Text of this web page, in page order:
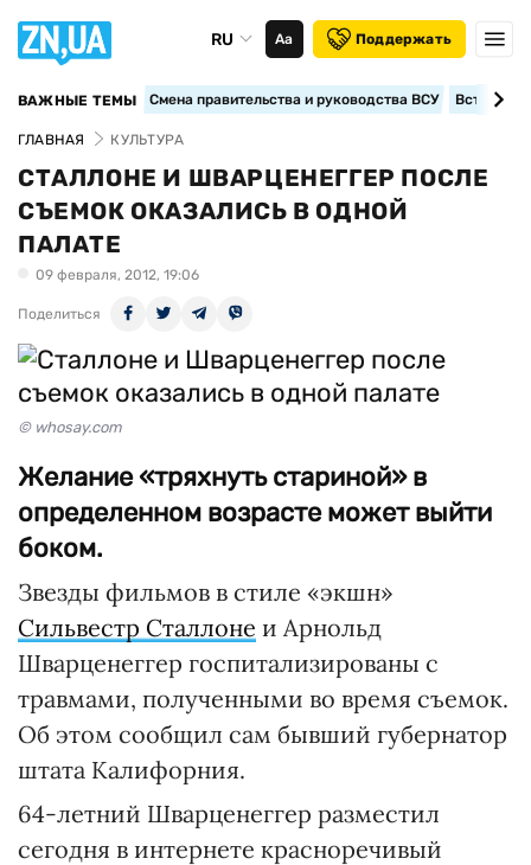
RU Аа Поддержать
ВАЖНЫЕ ТЕМЫ Смена правительства и руководства ВСУ
ГЛАВНАЯ КУЛЬТУРА
СТАЛЛОНЕ И ШВАРЦЕНЕГГЕР ПОСЛЕ
СЪЕМОК ОКАЗАЛИСЬ В ОДНОЙ
ПАЛАТЕ
09 февраля, 2012, 19:06
Поделиться
© whosay.com
Желание «тряхнуть стариной» в
определенном возрасте может выйти
боком.
Звезды фильмов в стиле «экшн»
Сильвестр Сталлоне и Арнольд
Шварценеггер госпитализированы с
травмами, полученными во время съемок.
Об этом сообщил сам бывший губернатор
штата Калифорния.
64-летний Шварценеггер разместил
сегодня в интернете красноречивый